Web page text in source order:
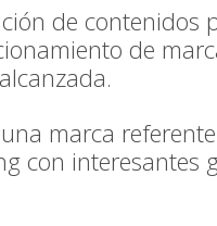
de contenidos
de
marca
con interesantes